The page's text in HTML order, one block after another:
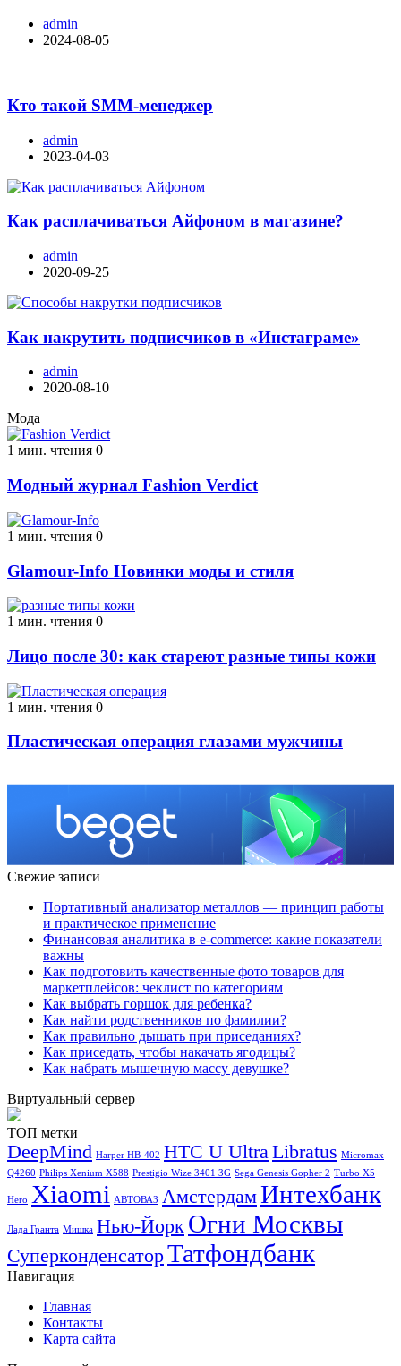
admin
2024-08-05
Кто такой SMM-менеджер
admin
2023-04-03
Как расплачиваться Айфоном в магазине?
admin
2020-09-25
Как накрутить подписчиков в «Инстаграме»
admin
2020-08-10
Мода
1 мин. чтения 0
Модный журнал Fashion Verdict
1 мин. чтения 0
Glamour-Info Новинки моды и стиля
1 мин. чтения 0
Лицо после 30: как стареют разные типы кожи
1 мин. чтения 0
Пластическая операция глазами мужчины
Свежие записи
Портативный анализатор металлов — принцип работы
и практическое применение
Финансовая аналитика в e-commerce: какие показатели
важны
Как подготовить качественные фото товаров для
маркетплейсов: чеклист по категориям
Как выбрать горшок для ребенка?
Как найти родственников по фамилии?
Как правильно дышать при приседаниях?
Как приседать, чтобы накачать ягодицы?
Как набрать мышечную массу девушке?
Виртуальный сервер
ТОП метки
DeepMind Harper HB-402 HTC U UltraLibratus Micromax
Q4260 Philips Xenium X588 Prestigio Wize 3401 3G Sega Genesis Gopher 2 Turbo X5
Hero Xiaomi АВТОВАЗ АмстердамИнтехбанк
Лада Гранта Мишка Нью-Йорк Огни Москвы
СуперконденсаторТатфондбанк
Навигация
Главная
Контакты
Карта сайта